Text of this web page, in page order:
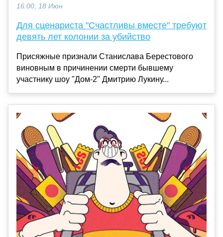
16:00, 18 Июн
Для сценариста "Счастливы вместе" требуют
девять лет колонии за убийство
Присяжные признали Станислава Берестового
виновным в причинении смерти бывшему
участнику шоу "Дом-2" Дмитрию Лукину...